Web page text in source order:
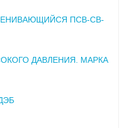
ПСВ-СВ-
ДАВЛЕНИЯ. МАРКА